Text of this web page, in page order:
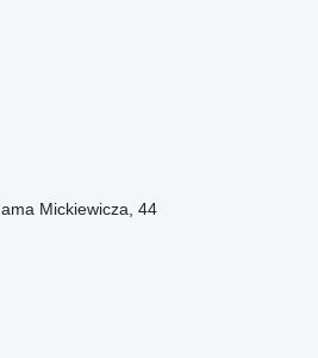
Mickiewicza, 44